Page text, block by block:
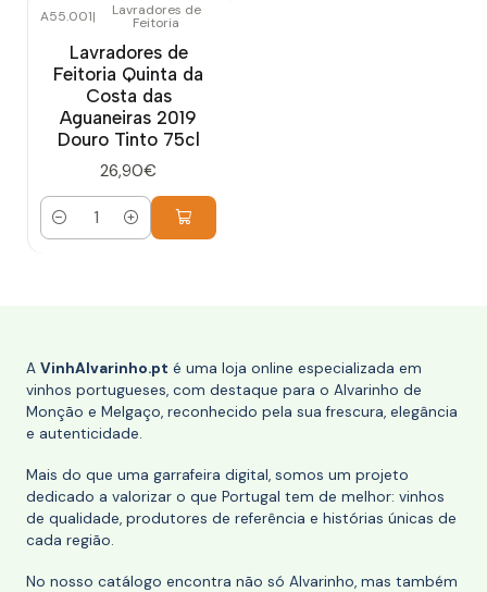
A55.001| Lavradores de
Feitoria
Lavradores de
Feitoria Quinta da
Costa das
Aguaneiras 2019
Douro Tinto 75cl
26,90€
Quantidade
A VinhAlvarinho.pt é uma loja online especializada em
vinhos portugueses, com destaque para o Alvarinho de
Monção e Melgaço, reconhecido pela sua frescura, elegância
e autenticidade.
Mais do que uma garrafeira digital, somos um projeto
dedicado a valorizar o que Portugal tem de melhor: vinhos
de qualidade, produtores de referência e histórias únicas de
cada região.
No nosso catálogo encontra não só Alvarinho, mas também